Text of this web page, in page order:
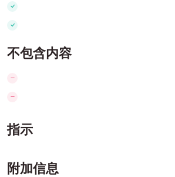
不包含内容
指示
附加信息